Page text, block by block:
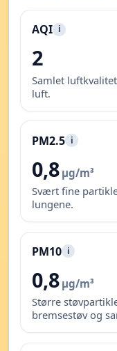
AQI i
2
Samlet
luft.
PM2.5 i
0,8 µg/m³
Svært fine
lungene.
PM10 i
0,8 µg/m³
Større
bremsestøv og